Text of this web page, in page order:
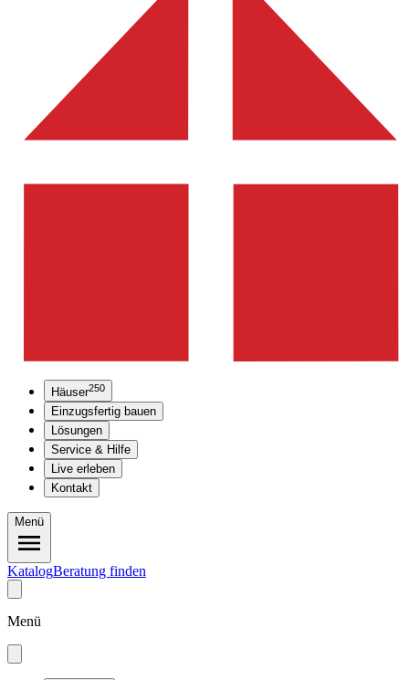
Häuser250
Einzugsfertig bauen
Lösungen
Service & Hilfe
Live erleben
Kontakt
Menü
KatalogBeratung finden
Menü